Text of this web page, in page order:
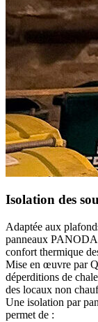
Isolation des
Adaptée aux
panneaux
confort thermique
Mise en œuvre par
déperditions de
des locaux non
Une isolation par
permet de :